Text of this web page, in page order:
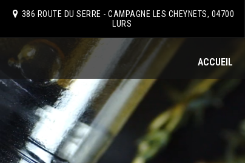
386 ROUTE DU SERRE - CAMPAGNE LES CHEYNETS, 04700
LURS
ACCUEIL